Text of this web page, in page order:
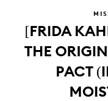
[FRIDA
THE
PACT